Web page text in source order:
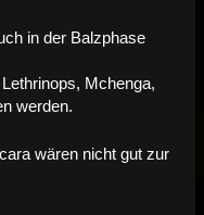
in der Balzphase
Mchenga,
werden.
wären nicht gut zur